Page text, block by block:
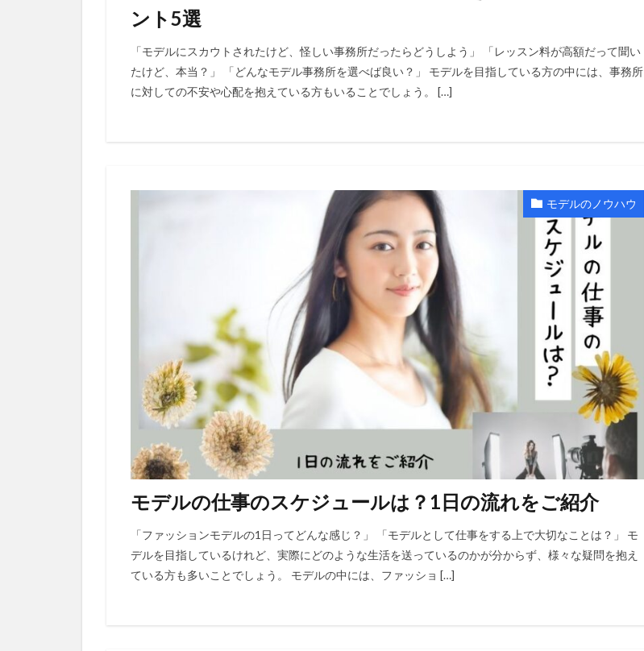
ント5選
「モデルにスカウトされたけど、怪しい事務所だったらどうしよう」 「レッスン料が高額だって聞い
たけど、本当？」 「どんなモデル事務所を選べば良い？」 モデルを目指している方の中には、事務所
に対しての不安や心配を抱えている方もいることでしょう。 […]
モデルのノウハウ
モデルの仕事のスケジュールは？1日の流れをご紹介
「ファッションモデルの1日ってどんな感じ？」 「モデルとして仕事をする上で大切なことは？」 モ
デルを目指しているけれど、実際にどのような生活を送っているのかが分からず、様々な疑問を抱え
ている方も多いことでしょう。 モデルの中には、ファッショ […]